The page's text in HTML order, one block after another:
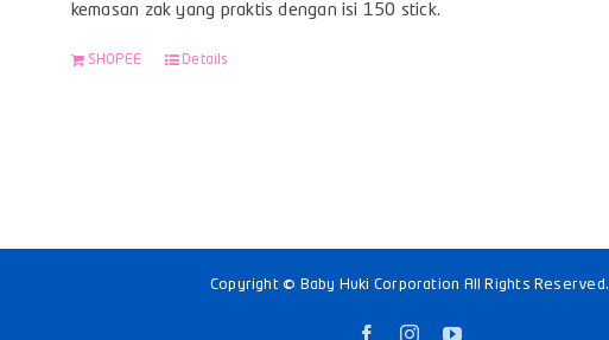
kemasan zak yang praktis dengan isi 150 stick.
SHOPEE Details
Copyright © Baby Huki Corporation All Rights Reserved.
FacebookInstagramYouTube